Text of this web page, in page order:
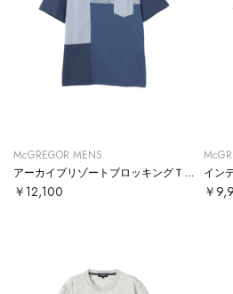
McGREGOR MENS
￥12,100
イン
￥